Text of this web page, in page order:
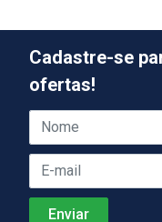
Cadastre-se
ofertas!